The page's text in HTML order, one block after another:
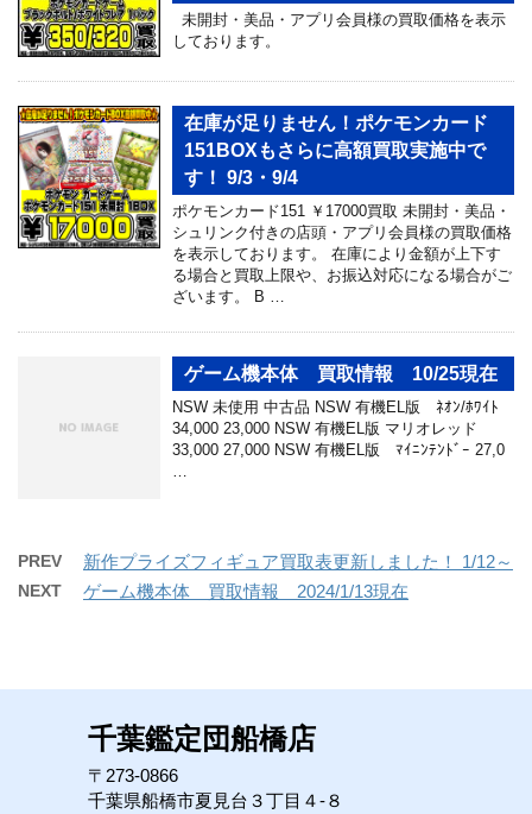
未開封・美品・アプリ会員様の買取価格を表示
しております。
在庫が足りません！ポケモンカード
151BOXもさらに高額買取実施中で
す！ 9/3・9/4
ポケモンカード151 ￥17000買取 未開封・美品・
シュリンク付きの店頭・アプリ会員様の買取価格
を表示しております。 在庫により金額が上下す
る場合と買取上限や、お振込対応になる場合がご
ざいます。 B …
ゲーム機本体 買取情報 10/25現在
NSW 未使用 中古品 NSW 有機EL版 ﾈｵﾝ/ﾎﾜｲﾄ
34,000 23,000 NSW 有機EL版 マリオレッド
33,000 27,000 NSW 有機EL版 ﾏｲﾆﾝﾃﾝﾄﾞｰ 27,0
PREV 新作プライズフィギュア買取表更新しました！ 1/12～
NEXT ゲーム機本体 買取情報 2024/1/13現在
千葉鑑定団船橋店
〒273-0866
千葉県船橋市夏見台３丁目４-８